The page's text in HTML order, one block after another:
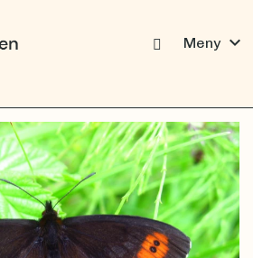
Meny expand_more